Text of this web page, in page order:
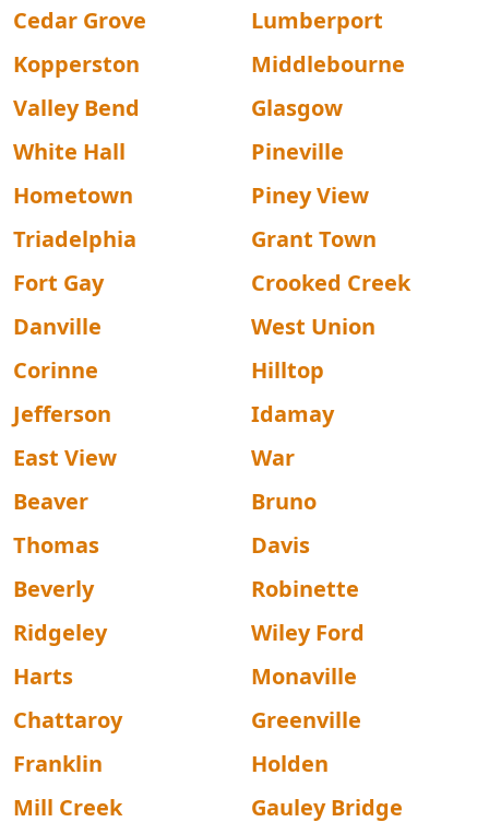
Cedar Grove
Lumberport
Kopperston
Middlebourne
Valley Bend
Glasgow
White Hall
Pineville
Hometown
Piney View
Triadelphia
Grant Town
Fort Gay
Crooked Creek
Danville
West Union
Corinne
Hilltop
Jefferson
Idamay
East View
War
Beaver
Bruno
Thomas
Davis
Beverly
Robinette
Ridgeley
Wiley Ford
Harts
Monaville
Chattaroy
Greenville
Franklin
Holden
Mill Creek
Gauley Bridge